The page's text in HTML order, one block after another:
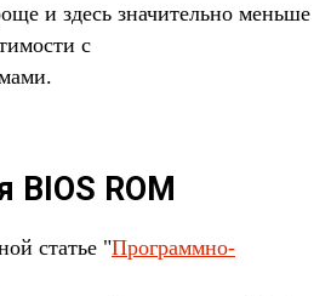
и здесь значительно меньше
с
ROM
статье "Программно-